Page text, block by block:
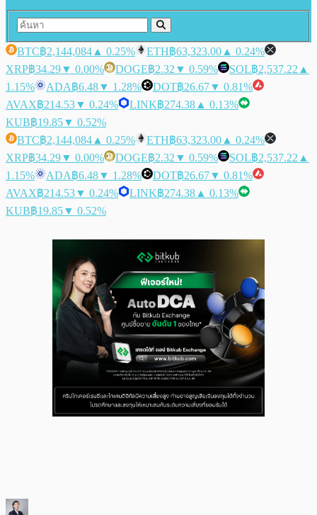
BTC฿2,144,084 ▲ 0.25% ETH฿63,323.00 ▲ 0.24%
XRP฿34.29▼ 0.00% DOGE฿2.32 ▼ 0.59% SOL฿2,537.22 ▲
1.15%
ADA฿6.48▼ 1.28% DOT฿26.67▼ 0.81%
AVAX฿214.53▼ 0.24% LINK฿274.38 ▲ 0.13%
KUB฿19.85▼ 0.52%
BTC฿2,144,084 ▲ 0.25% ETH฿63,323.00 ▲ 0.24%
XRP฿34.29▼ 0.00% DOGE฿2.32 ▼ 0.59% SOL฿2,537.22 ▲
1.15%
ADA฿6.48▼ 1.28% DOT฿26.67▼ 0.81%
AVAX฿214.53▼ 0.24% LINK฿274.38 ▲ 0.13%
KUB฿19.85▼ 0.52%